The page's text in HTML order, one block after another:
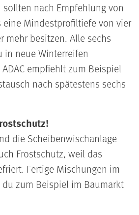
nach Empfehlung von
Mindestprofiltiefe von vier
mehr besitzen. Alle sechs
in neue Winterreifen
empfiehlt zum Beispiel
nach spätestens sechs
die Scheibenwischanlage
Frostschutz, weil das
Fertige Mischungen im
zum Beispiel im Baumarkt